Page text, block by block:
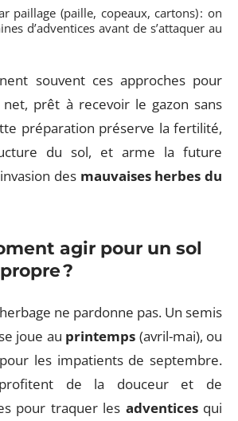
paillage (paille, copeaux, cartons) : on
d’adventices avant de s’attaquer au
souvent ces approches pour
prêt à recevoir le gazon sans
préparation préserve la fertilité,
du sol, et arme la future
des mauvaises herbes du
agir pour un sol
?
ne pardonne pas. Un semis
joue au printemps (avril-mai), ou
les impatients de septembre.
de la douceur et de
pour traquer les adventicesqui